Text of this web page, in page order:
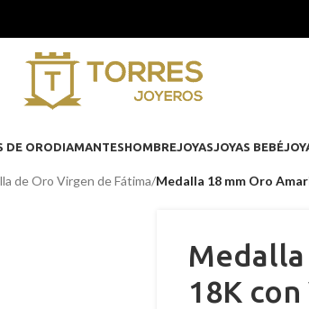
DE ORODIAMANTESHOMBREJOYASJOYAS BEBÉ
de Oro Virgen de Fátima/Medalla 18 mm Oro
18K